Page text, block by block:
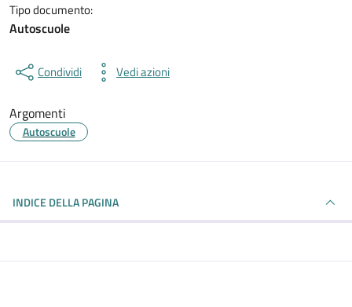
Tipo documento:
Autoscuole
Condividi Vedi azioni
Argomenti
Autoscuole
INDICE DELLA PAGINA